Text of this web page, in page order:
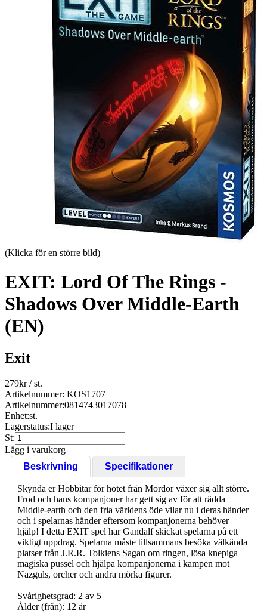
(Klicka för en större bild)
EXIT: Lord Of The Rings -
Shadows Over Middle-Earth
(EN)
Exit
279kr/ st.
Artikelnummer: KOS1707
Artikelnummer:0814743017078
Enhet:st.
Lagerstatus:I lager
St:
Lägg i varukorg
Beskrivning
Specifikationer
Skynda er Hobbitar för hotet från Mordor växer sig allt större.
Frod och hans kompanjoner har gett sig av för att rädda
Middle-earth och den fria världens öde vilar nu i deras händer
och i spelarnas händer eftersom kompanjonerna behöver
hjälp! I detta EXIT spel har Gandalf skickat spelarna på ett
viktigt uppdrag. Spelarna måste tillsammans besöka välkända
platser från J.R.R. Tolkiens Sagan om ringen, lösa knepiga
magiska pussel och hjälpa kompanjonerna i kampen mot
Nazguls, orcher och andra mörka figurer.
Svårighetsgrad: 2 av 5
Ålder (från): 12 år